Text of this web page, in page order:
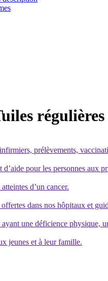
régulières
prélèvements,
d’aide pour les personnes aux
d’un cancer.
dans nos hôpitaux et
une déficience physique,
jeunes et à leur famille.